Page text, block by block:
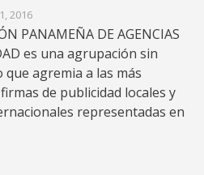
2016
PANAMEÑA DE AGENCIAS
es una agrupación sin
que agremia a las más
de publicidad locales y
representadas en